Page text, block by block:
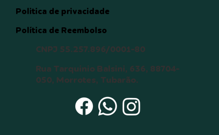
Política de Reembolso
Politica de privacidade
CNPJ 55.257.896/0001-80
Rua Tarquinio Balsini, 636, 88704-
050, Morrotes, Tubarão.